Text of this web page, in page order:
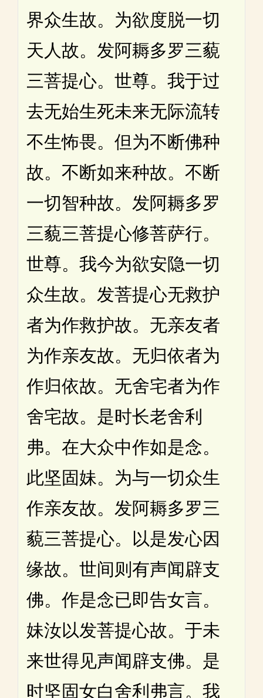
界众生故。为欲度脱一切
天人故。发阿耨多罗三藐
三菩提心。世尊。我于过
去无始生死未来无际流转
不生怖畏。但为不断佛种
故。不断如来种故。不断
一切智种故。发阿耨多罗
三藐三菩提心修菩萨行。
世尊。我今为欲安隐一切
众生故。发菩提心无救护
者为作救护故。无亲友者
为作亲友故。无归依者为
作归依故。无舍宅者为作
舍宅故。是时长老舍利
弗。在大众中作如是念。
此坚固妹。为与一切众生
作亲友故。发阿耨多罗三
藐三菩提心。以是发心因
缘故。世间则有声闻辟支
佛。作是念已即告女言。
妹汝以发菩提心故。于未
来世得见声闻辟支佛。是
时坚固女白舍利弗言。我